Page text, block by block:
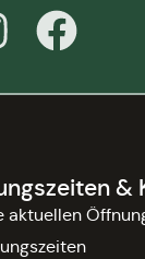
&
aktuellen